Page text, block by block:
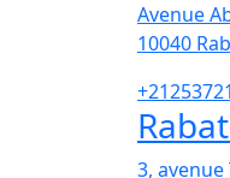
Avenue
10040
3, avenue